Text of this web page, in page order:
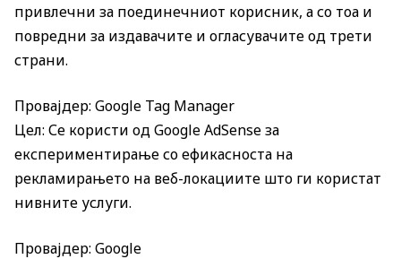
привлечни за поединечниот корисник, а со тоа и
повредни за издавачите и огласувачите од трети
страни.
Провајдер: Google Tag Manager
Цел: Се користи од Google AdSense за
експериментирање со ефикасноста на
рекламирањето на веб-локациите што ги користат
нивните услуги.
Провајдер: Google